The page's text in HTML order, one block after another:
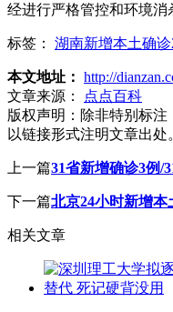
经进行严格管控和环境消
标签： 湖南新增本土确诊
本文地址： http://
文章来源：
点点百科
版权声明： 除非特别标
以链接形式注明文章出处
上一篇31省新增确诊3例/
下一篇北京24小时新增本
相关文章